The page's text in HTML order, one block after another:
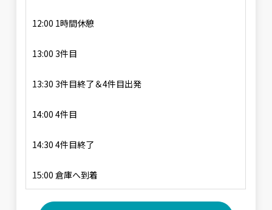
12:00 1時間休憩
13:00 3件目
13:30 3件目終了＆4件目出発
14:00 4件目
14:30 4件目終了
15:00 倉庫へ到着